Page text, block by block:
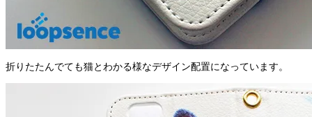
折りたたんでても猫とわかる様なデザイン配置になっています。